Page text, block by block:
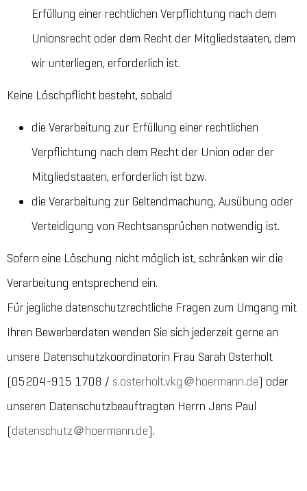
Erfüllung einer rechtlichen Verpflichtung nach dem
Unionsrecht oder dem Recht der Mitgliedstaaten, dem
wir unterliegen, erforderlich ist.
Keine Löschpflicht besteht, sobald
die Verarbeitung zur Erfüllung einer rechtlichen
Verpflichtung nach dem Recht der Union oder der
Mitgliedstaaten, erforderlich ist bzw.
die Verarbeitung zur Geltendmachung, Ausübung oder
Verteidigung von Rechtsansprüchen notwendig ist.
Sofern eine Löschung nicht möglich ist, schränken wir die
Verarbeitung entsprechend ein.
Für jegliche datenschutzrechtliche Fragen zum Umgang mit
Ihren Bewerberdaten wenden Sie sich jederzeit gerne an
unsere Datenschutzkoordinatorin Frau Sarah Osterholt
(05204-915 1708 / s.osterholt.vkg＠hoermann.de) oder
unseren Datenschutzbeauftragten Herrn Jens Paul
(datenschutz＠hoermann.de).